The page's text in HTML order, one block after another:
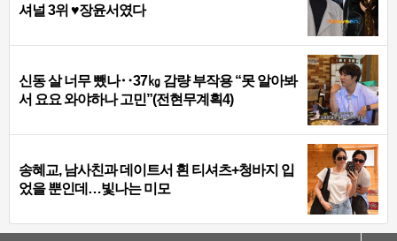
셔널 3위 ♥장윤서였다
신동 살 너무 뺐나‥37㎏ 감량 부작용 “못 알아봐
서 요요 와야하나 고민”(전현무계획4)
송혜교, 남사친과 데이트서 흰 티셔츠+청바지 입
었을 뿐인데…빛나는 미모